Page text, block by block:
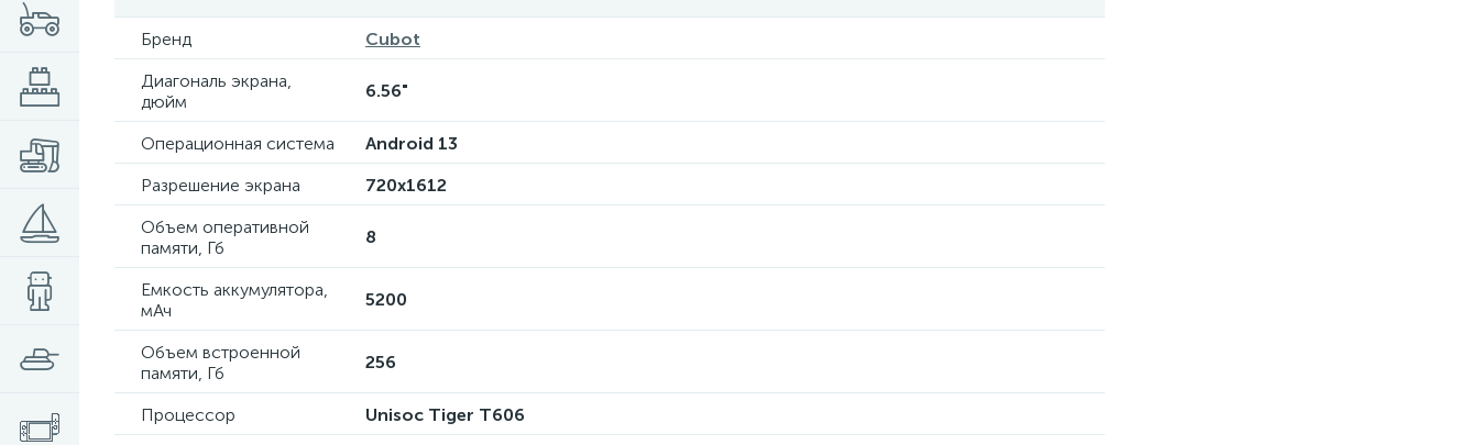
Бренд
Cubot
Диагональ экрана,
дюйм
6.56"
Операционная система
Android 13
Разрешение экрана
720x1612
Объем оперативной
памяти, Гб
8
Емкость аккумулятора,
мАч
5200
Объем встроенной
памяти, Гб
256
Процессор
Unisoc Tiger T606